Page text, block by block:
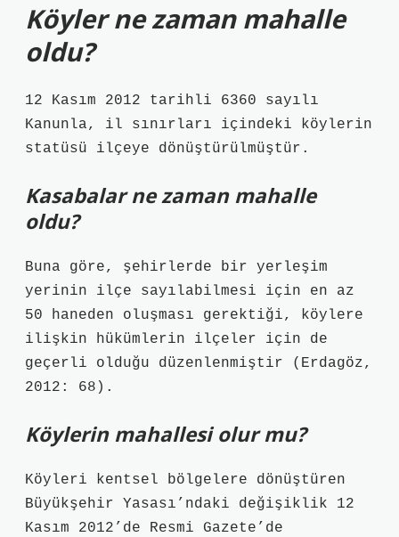
Köyler ne zaman mahalle
oldu?
12 Kasım 2012 tarihli 6360 sayılı
Kanunla, il sınırları içindeki köylerin
statüsü ilçeye dönüştürülmüştür.
Kasabalar ne zaman mahalle
oldu?
Buna göre, şehirlerde bir yerleşim
yerinin ilçe sayılabilmesi için en az
50 haneden oluşması gerektiği, köylere
ilişkin hükümlerin ilçeler için de
geçerli olduğu düzenlenmiştir (Erdagöz,
2012: 68).
Köylerin mahallesi olur mu?
Köyleri kentsel bölgelere dönüştüren
Büyükşehir Yasası’ndaki değişiklik 12
Kasım 2012’de Resmi Gazete’de